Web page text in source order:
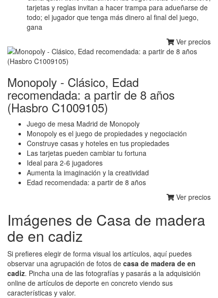
tarjetas y reglas invitan a hacer trampa para adueñarse de
todo; el jugador que tenga más dinero al final del juego,
gana
Ver precios
Monopoly - Clásico, Edad
recomendada: a partir de 8 años
(Hasbro C1009105)
Juego de mesa Madrid de Monopoly
Monopoly es el juego de propiedades y negociación
Construye casas y hoteles en tus propiedades
Las tarjetas pueden cambiar tu fortuna
Ideal para 2-6 jugadores
Aumenta la imaginación y la creatividad
Edad recomendada: a partir de 8 años
Ver precios
Imágenes de Casa de madera
de en cadiz
Si prefieres elegir de forma visual los artículos, aquí puedes
observar una agrupación de fotos de casa de madera de en
cadiz. Pincha una de las fotografías y pasarás a la adquisición
online de artículos de deporte en concreto viendo sus
características y valor.